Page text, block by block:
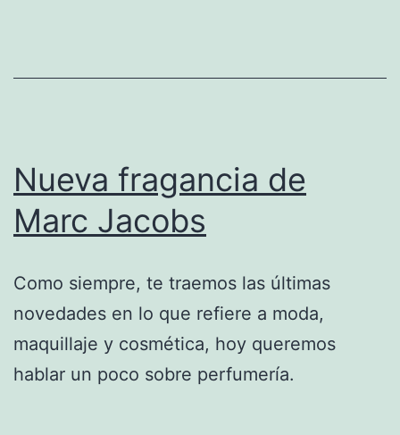
Nueva fragancia de
Marc Jacobs
Como siempre, te traemos las últimas
novedades en lo que refiere a moda,
maquillaje y cosmética, hoy queremos
hablar un poco sobre perfumería.